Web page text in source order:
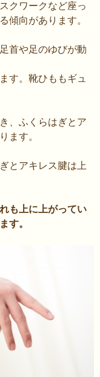
クワークなど座っ
傾向があります。
首や足のゆびが動
す。靴ひももギュ
、ふくらはぎとア
ます。
とアキレス腱は上
も上に上がってい
す。